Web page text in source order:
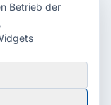
dieMedienagentur
Betrieb der